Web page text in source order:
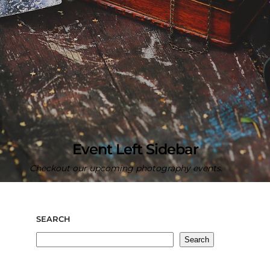
Event Left Sidebar
Checkout our upcoming photography events.
SEARCH
Search